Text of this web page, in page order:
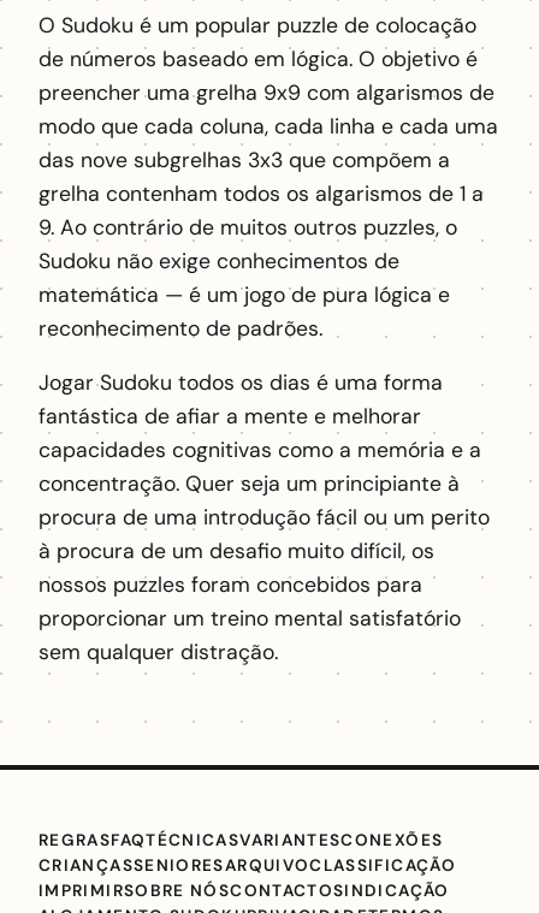
O Sudoku é um popular puzzle de colocação
de números baseado em lógica. O objetivo é
preencher uma grelha 9x9 com algarismos de
modo que cada coluna, cada linha e cada uma
das nove subgrelhas 3x3 que compõem a
grelha contenham todos os algarismos de 1 a
9. Ao contrário de muitos outros puzzles, o
Sudoku não exige conhecimentos de
matemática — é um jogo de pura lógica e
reconhecimento de padrões.
Jogar Sudoku todos os dias é uma forma
fantástica de afiar a mente e melhorar
capacidades cognitivas como a memória e a
concentração. Quer seja um principiante à
procura de uma introdução fácil ou um perito
à procura de um desafio muito difícil, os
nossos puzzles foram concebidos para
proporcionar um treino mental satisfatório
sem qualquer distração.
REGRASFAQTÉCNICASVARIANTESCONEXÕES
CRIANÇASSENIORESARQUIVOCLASSIFICAÇÃO
IMPRIMIRSOBRE NÓSCONTACTOSINDICAÇÃO